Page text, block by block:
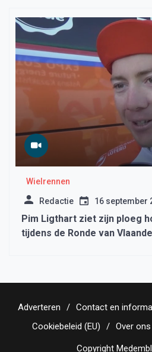
Wielrennen
Redactie 16 september
Pim Ligthart ziet zijn ploeg
tijdens de Ronde van
Adverteren Contact en
Cookiebeleid (EU)
Over ons
Copyright